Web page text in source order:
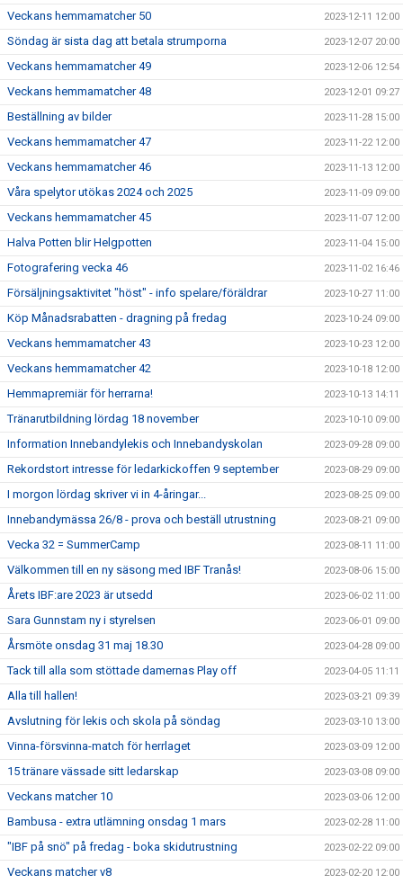
Veckans hemmamatcher 50 2023-12-11 12:00
Söndag är sista dag att betala strumporna 2023-12-07 20:00
Veckans hemmamatcher 49 2023-12-06 12:54
Veckans hemmamatcher 48 2023-12-01 09:27
Beställning av bilder 2023-11-28 15:00
Veckans hemmamatcher 47 2023-11-22 12:00
Veckans hemmamatcher 46 2023-11-13 12:00
Våra spelytor utökas 2024 och 2025 2023-11-09 09:00
Veckans hemmamatcher 45 2023-11-07 12:00
Halva Potten blir Helgpotten 2023-11-04 15:00
Fotografering vecka 46 2023-11-02 16:46
Försäljningsaktivitet "höst" - info spelare/föräldrar 2023-10-27 11:00
Köp Månadsrabatten - dragning på fredag 2023-10-24 09:00
Veckans hemmamatcher 43 2023-10-23 12:00
Veckans hemmamatcher 42 2023-10-18 12:00
Hemmapremiär för herrarna! 2023-10-13 14:11
Tränarutbildning lördag 18 november 2023-10-10 09:00
Information Innebandylekis och Innebandyskolan 2023-09-28 09:00
Rekordstort intresse för ledarkickoffen 9 september 2023-08-29 09:00
I morgon lördag skriver vi in 4-åringar... 2023-08-25 09:00
Innebandymässa 26/8 - prova och beställ utrustning 2023-08-21 09:00
Vecka 32 = SummerCamp 2023-08-11 11:00
Välkommen till en ny säsong med IBF Tranås! 2023-08-06 15:00
Årets IBF:are 2023 är utsedd 2023-06-02 11:00
Sara Gunnstam ny i styrelsen 2023-06-01 09:00
Årsmöte onsdag 31 maj 18.30 2023-04-28 09:00
Tack till alla som stöttade damernas Play off 2023-04-05 11:11
Alla till hallen! 2023-03-21 09:39
Avslutning för lekis och skola på söndag 2023-03-10 13:00
Vinna-försvinna-match för herrlaget 2023-03-09 12:00
15 tränare vässade sitt ledarskap 2023-03-08 09:00
Veckans matcher 10 2023-03-06 12:00
Bambusa - extra utlämning onsdag 1 mars 2023-02-28 11:00
"IBF på snö" på fredag - boka skidutrustning 2023-02-22 09:00
Veckans matcher v8 2023-02-20 12:00